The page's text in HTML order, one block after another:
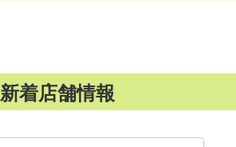
新着店舗情報